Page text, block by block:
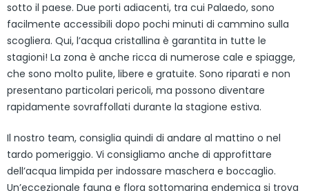
sotto il paese. Due porti adiacenti, tra cui Palaedo, sono
facilmente accessibili dopo pochi minuti di cammino sulla
scogliera. Qui, l’acqua cristallina è garantita in tutte le
stagioni! La zona è anche ricca di numerose cale e spiagge,
che sono molto pulite, libere e gratuite. Sono riparati e non
presentano particolari pericoli, ma possono diventare
rapidamente sovraffollati durante la stagione estiva.
Il nostro team, consiglia quindi di andare al mattino o nel
tardo pomeriggio. Vi consigliamo anche di approfittare
dell’acqua limpida per indossare maschera e boccaglio.
Un’eccezionale fauna e flora sottomarina endemica si trova